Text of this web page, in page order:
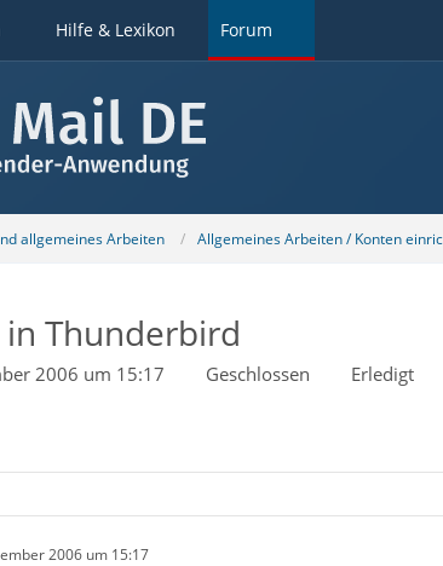
Hilfe & Lexikon Forum
allgemeines Arbeiten Allgemeines Arbeiten / Konten
Thunderbird
2006 um 15:17 Geschlossen Erledigt
2006 um 15:17